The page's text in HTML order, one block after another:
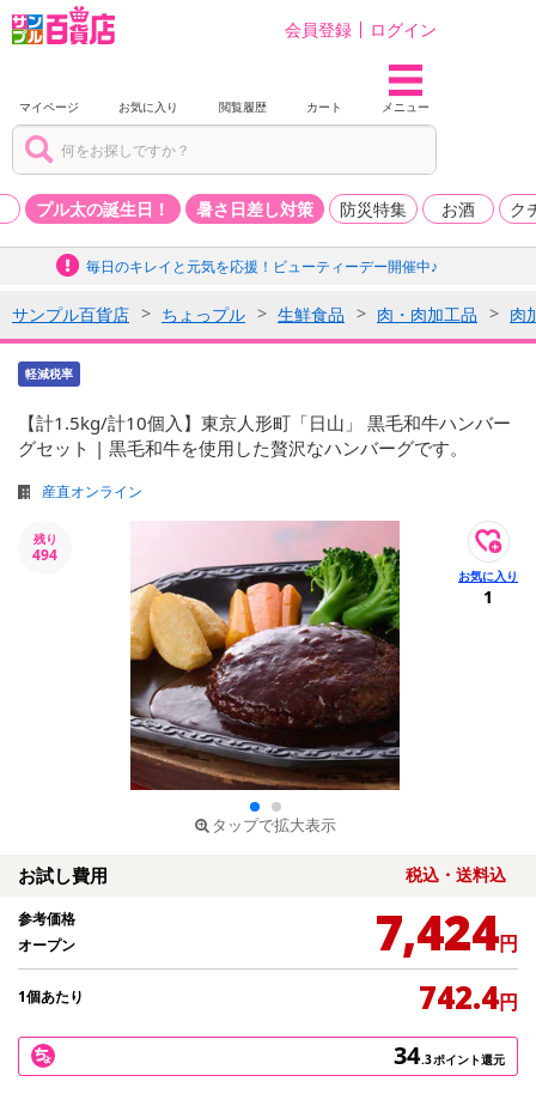
会員登録 ログイン
マイページ お気に入り 閲覧履歴 カート メニュー
プル太の誕生日！ 暑さ日差し対策 防災特集 お酒 ク
毎日のキレイと元気を応援！ビューティーデー開催中♪
サンプル百貨店 ちょっプル 生鮮食品 肉・肉加工品 肉
軽減税率
【計1.5kg/計10個入】東京人形町「日山」 黒毛和牛ハンバー
グセット | 黒毛和牛を使用した贅沢なハンバーグです。
産直オンライン
残り
494
タップで拡大表示
1
お試し費用 税込・送料込
参考価格
オープン
7,424円
1個あたり 742.4円
34.3ポイント還元